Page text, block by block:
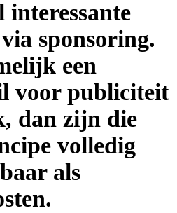
interessante
sponsoring.
een
voor publiciteit
dan zijn die
volledig
als